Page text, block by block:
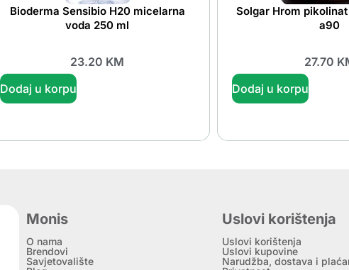
Bioderma Sensibio H20 micelarna
voda 250 ml
23.20 KM
Dodaj u korpu
Solgar Hrom
a90
27.70
Dodaj u korpu
Monis
O nama
Brendovi
Savjetovalište
Uslovi korištenja
Uslovi korištenja
Uslovi kupovine
Narudžba, dostava i